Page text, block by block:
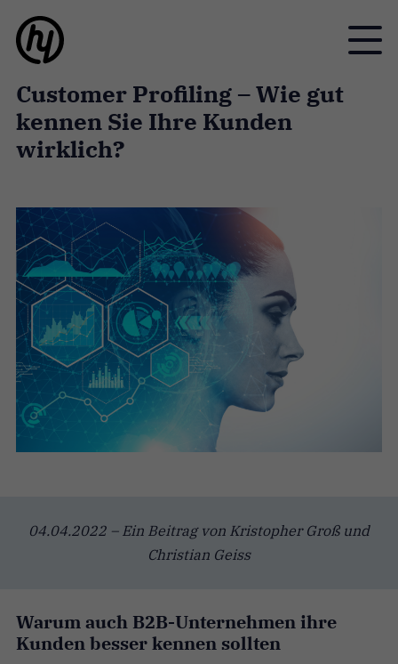
Toggle
Customer Profiling – Wie gut
kennen Sie Ihre Kunden
wirklich?
04.04.2022 – Ein Beitrag von Kristopher Groß und
Christian Geiss
Warum auch B2B-Unternehmen ihre
Kunden besser kennen sollten